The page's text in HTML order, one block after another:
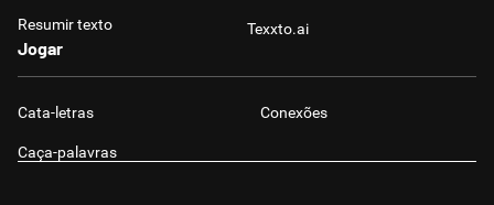
Resumir texto Texxto.ai
Jogar
Cata-letras Conexões
Caça-palavras